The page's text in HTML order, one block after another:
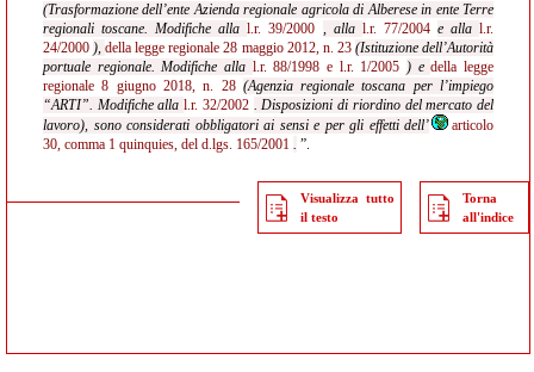
(Trasformazione dell’ente Azienda regionale agricola di Alberese in ente Terre
regionali toscane. Modifiche allal.r. 39/2000 , alla l.r. 77/2004 e allal.r.
24/2000 ),della legge regionale 28 maggio 2012, n. 23 (Istituzione dell’Autorità
portuale regionale. Modifiche alla l.r. 88/1998 e l.r. 1/2005 ) edella legge
regionale 8 giugno 2018, n. 28 (Agenzia regionale toscana per l’impiego
“ARTI”. Modifiche allal.r. 32/2002 . Disposizioni di riordino del mercato del
lavoro), sono considerati obbligatori ai sensi e per gli effetti dell’
articolo
30, comma 1 quinquies, del d.lgs. 165/2001 . ”.
Visualizza tutto
il testo
Torna
all'indice